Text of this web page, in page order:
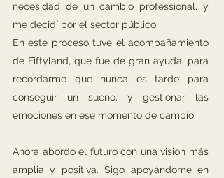
necesidad de un cambio professional, y
me decidí por el sector público.
En este proceso tuve el acompañamiento
de Fiftyland, que fue de gran ayuda, para
recordarme que nunca es tarde para
conseguir un sueño, y gestionar las
emociones en ese momento de cambio.
Ahora abordo el futuro con una vision más
amplia y positiva. Sigo apoyándome en